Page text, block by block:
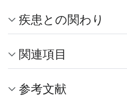
疾患との関わり
関連項目
参考文献